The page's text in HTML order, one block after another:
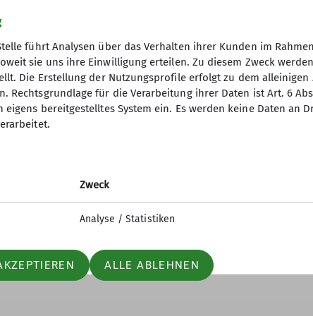
erlebst du die Welt von ihrer
dafür weniger, als man denkt:
oder sechs gebrauchte
in Schweden…
macht, und auf welche
kannst – all das erfährst du
führt Analysen über das Verhalten ihrer Kunden im
sie uns ihre Einwilligung erteilen. Zu diesem Zweck
Die Erstellung der Nutzungsprofile erfolgt zu dem alleinigen
Rechtsgrundlage für die Verarbeitung ihrer Daten ist Art. 6
eigens bereitgestelltes System ein. Es werden keine Daten
Zweck
Analyse / Statistiken
ALLE ABLEHNEN